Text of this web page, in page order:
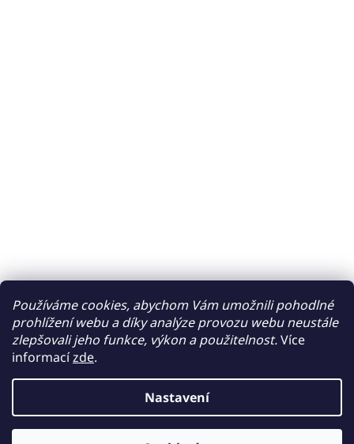
Používáme cookies, abychom Vám umožnili pohodlné
prohlížení webu a díky analýze provozu webu neustále
zlepšovali jeho funkce, výkon a použitelnost.Více
informacízde.
Nastavení